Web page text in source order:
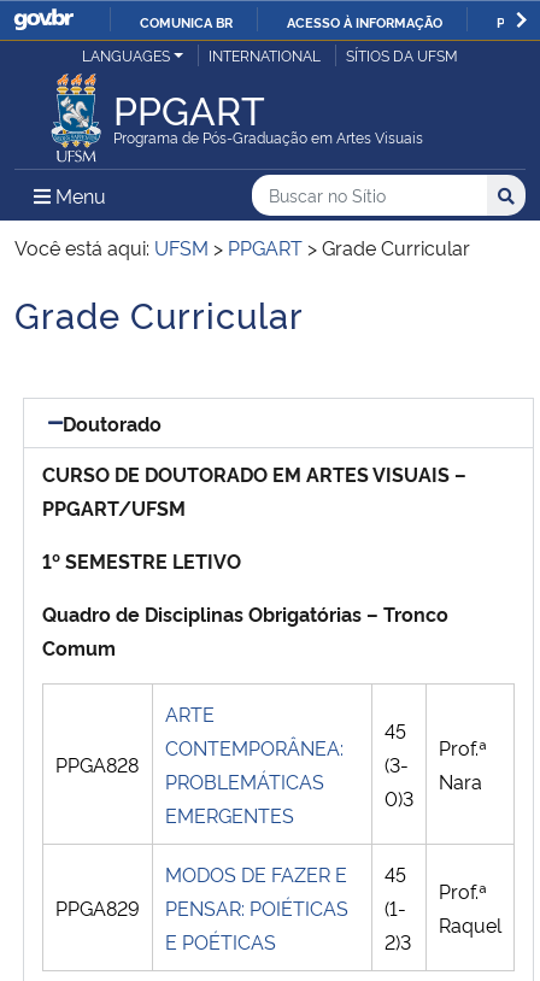
IR
COMUNICA BR ACESSO À INFORMAÇÃO
Ministério da Justiça e Segurança Pública
Ministério da Defesa
Ministério das Relações Exteriores
Ministério da Economia
Ministério da Agricultura, Pecuária e Abastecimento
Ministério da Cidadania
Ministério da Saúde
Ministério de Minas e Energia
Ministério da Ciência, Tecnologia, Inovações e Comunicações
Ministério do Meio Ambiente
Ministério do Desenvolvimento Regional
LANGUAGES INTERNATIONAL SÍTIOS DA UFSM
PPGART
Programa de Pós-Graduação em Artes Visuais
Menu Menu Principal do Sítio
Busca
Buscar no no Sítio
Busca:
Você está aqui: UFSM > PPGART >Grade Curricular
Início do conteúdo
Grade Curricular
Doutorado
CURSO DE DOUTORADO EM ARTES VISUAIS –
PPGART/UFSM
1º SEMESTRE LETIVO
Quadro de Disciplinas Obrigatórias – Tronco
Comum
PPGA828
ARTE
CONTEMPORÂNEA:
PROBLEMÁTICAS
EMERGENTES
45
(3-
0)3
Prof.ª
Nara
PPGA829
MODOS DE FAZER E
PENSAR: POIÉTICAS
E POÉTICAS
45
(1-
2)3
Prof.ª
Raquel